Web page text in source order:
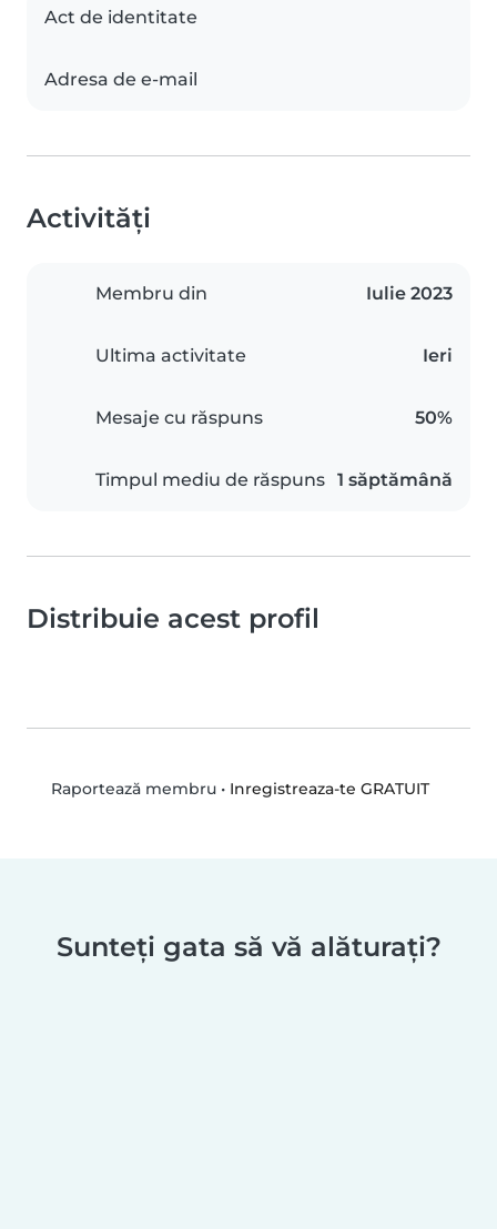
Act de identitate
Adresa de e-mail
Activități
Membru din Iulie 2023
Ultima activitate Ieri
Mesaje cu răspuns 50%
Timpul mediu de răspuns 1 săptămână
Distribuie acest profil
Raportează membru• Inregistreaza-te GRATUIT
Sunteți gata să vă alăturați?